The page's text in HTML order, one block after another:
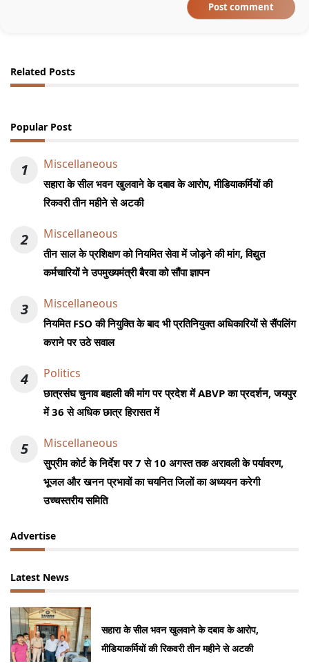
Post comment
Related Posts
Popular Post
1 Miscellaneous
सहारा के सील भवन खुलवाने के दबाव के आरोप, मीडियाकर्मियों की
रिकवरी तीन महीने से अटकी
2 Miscellaneous
तीन साल के प्रशिक्षण को नियमित सेवा में जोड़ने की मांग, विद्युत
कर्मचारियों ने उपमुख्यमंत्री बैरवा को सौंपा ज्ञापन
3 Miscellaneous
नियमित FSO की नियुक्ति के बाद भी प्रतिनियुक्त अधिकारियों से सैंपलिंग
कराने पर उठे सवाल
4 Politics
छात्रसंघ चुनाव बहाली की मांग पर प्रदेश में ABVP का प्रदर्शन, जयपुर
में 36 से अधिक छात्र हिरासत में
5 Miscellaneous
सुप्रीम कोर्ट के निर्देश पर 7 से 10 अगस्त तक अरावली के पर्यावरण,
भूजल और खनन प्रभावों का चयनित जिलों का अध्ययन करेगी
उच्चस्तरीय समिति
Advertise
Latest News
सहारा के सील भवन खुलवाने के दबाव के आरोप,
मीडियाकर्मियों की रिकवरी तीन महीने से अटकी